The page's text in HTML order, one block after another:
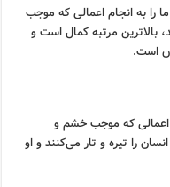
را به انجام اعمالی که موجب
بالاترین مرتبه کمال است و
است.
اعمالی که موجب خشم و
را تیره و تار می‌کنند و او